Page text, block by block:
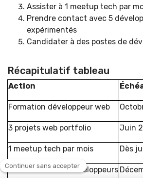
Assister à 1 meetup tech par
Prendre contact avec 5
expérimentés
Candidater à des postes de
Récapitulatif tableau
Action
Formation développeur web
3 projets web portfolio Juin
1 meetup tech par mois Dès
5 contacts avec développeurs